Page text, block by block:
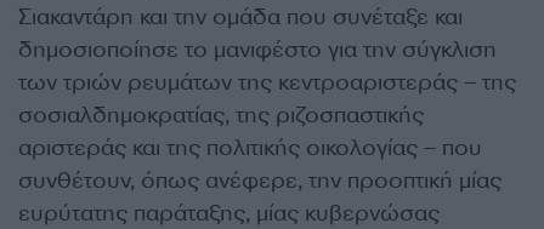
Σιακαντάρη και την ομάδα που συνέταξε και
δημοσιοποίησε το μανιφέστο για την σύγκλιση
των τριών ρευμάτων της κεντροαριστεράς – της
σοσιαλδημοκρατίας, της ριζοσπαστικής
αριστεράς και της πολιτικής οικολογίας – που
συνθέτουν, όπως ανέφερε, την προοπτική μίας
ευρύτατης παράταξης, μίας κυβερνώσας